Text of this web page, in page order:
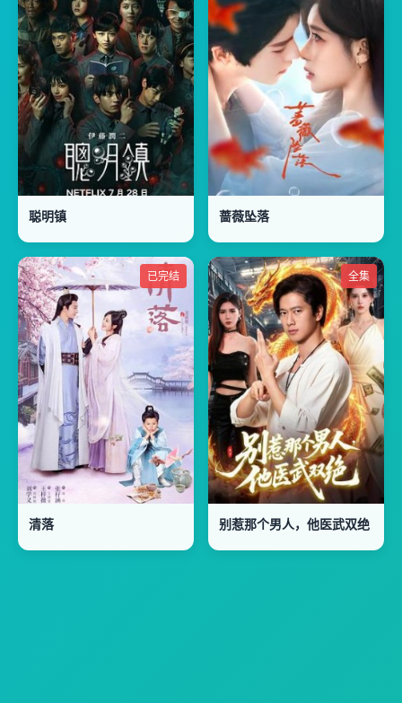
聪明镇 蔷薇坠落
已完结
清落
全集
别惹那个男人，他医武双绝